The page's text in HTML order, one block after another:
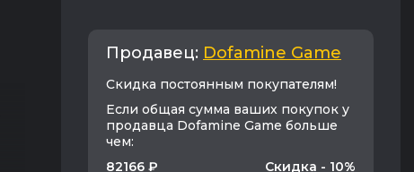
Продавец: Dofamine Game
Cкидка постоянным покупателям!
Если общая сумма ваших покупок у
продавца Dofamine Game больше
чем:
82166 ₽
Скидка - 10%